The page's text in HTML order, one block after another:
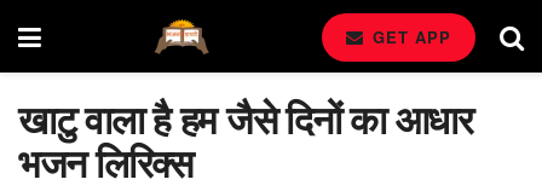
GET APP
खाटु वाला है हम जैसे दिनों का आधार
भजन लिरिक्स